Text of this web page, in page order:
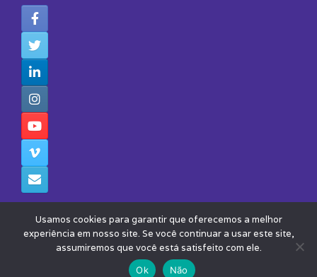
© 2026 - Todos os Direitos Reservados - Instituto Avisa Lá
Theme by
SiteOrigin
Usamos cookies para garantir que oferecemos a melhor
experiência em nosso site. Se você continuar a usar este site,
assumiremos que você está satisfeito com ele.
Ok Não